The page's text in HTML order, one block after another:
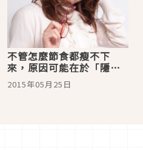
不管怎麼節食都瘦不下
來，原因可能在於「隱藏
性貧血」！
2015年05月25日